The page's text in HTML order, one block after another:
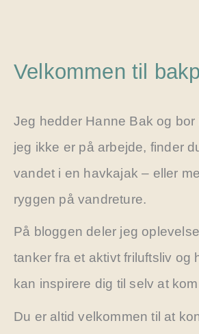
Velkommen til
Jeg hedder Hanne Bak og bor
jeg ikke er på arbejde, finder
vandet i en havkajak – eller
ryggen på vandreture.
På bloggen deler jeg
tanker fra et aktivt friluftsliv og
kan inspirere dig til selv at
Du er altid velkommen til at